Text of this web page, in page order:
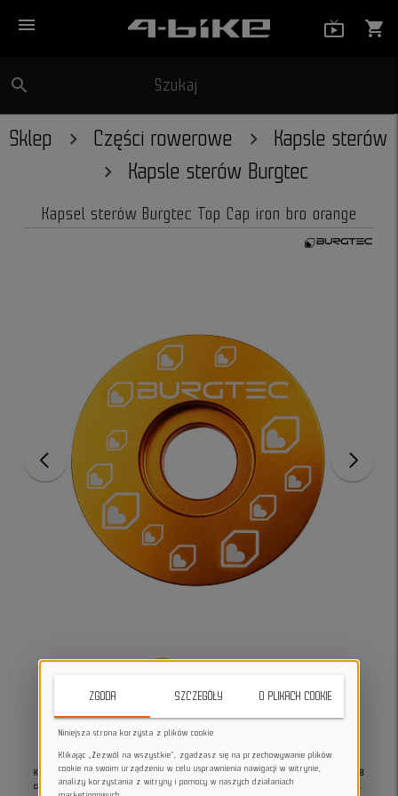
menu shopping_cart
search Szukaj
Sklep Części rowerowe
Kapsle sterów
Kapsle sterów Burgtec
Kapsel sterów Burgtec Top Cap iron bro orange
Kapsel Burgtec Top Cap, wykonany z aluminium, dedykowany do rury sterowej 1 1/8
cala
, łączy w sobie wytrzymałość i lekkość. Ściska stery, aby mostek się nie luzował.
ZGODA SZCZEGÓŁY O PLIKACH COOKIE
Niniejsza strona korzysta z plików cookie
Klikając „Zezwól na wszystkie”, zgadzasz się na przechowywanie plików
cookie na swoim urządzeniu w celu usprawnienia nawigacji w witrynie,
analizy korzystania z witryny i pomocy w naszych działaniach